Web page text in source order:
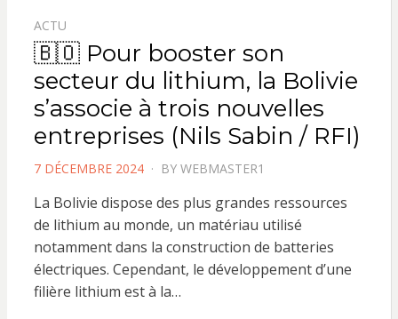
ACTU
🇧🇴 Pour booster son
secteur du lithium, la Bolivie
s’associe à trois nouvelles
entreprises (Nils Sabin / RFI)
POSTED
7 DÉCEMBRE 2024 BY WEBMASTER1
La Bolivie dispose des plus grandes ressources
de lithium au monde, un matériau utilisé
notamment dans la construction de batteries
électriques. Cependant, le développement d’une
filière lithium est à la…